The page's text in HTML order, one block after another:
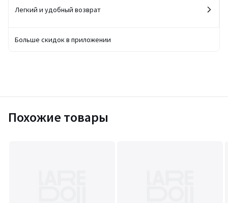
Легкий и удобный возврат
Больше скидок в приложении
Похожие товары